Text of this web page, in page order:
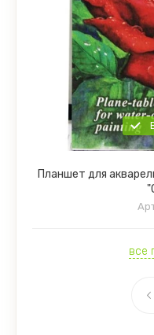
Планшет для
все